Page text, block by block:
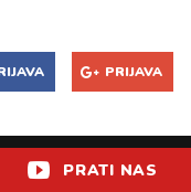
PRIJAVA
PRATI NAS